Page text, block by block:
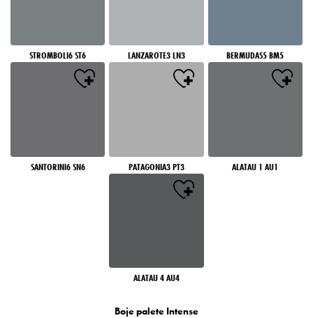
STROMBOLI6 ST6 LANZAROTE3 LN3 BERMUDAS5 BM5
SANTORINI6 SN6 PATAGONIA3 PT3 ALATAU 1 AU1
ALATAU 4 AU4
Boje palete Intense